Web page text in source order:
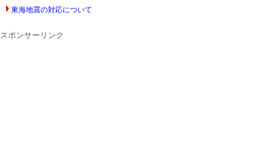
東海地震の対応について
スポンサーリンク